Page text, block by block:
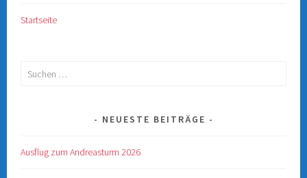
Startseite
Suchen
NEUESTE BEITRÄGE
Ausflug zum Andreasturm 2026